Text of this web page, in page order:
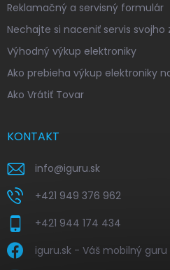
Reklamačný a servisný formulár
Nechajte si naceniť servis svojho
Výhodný výkup elektroniky
Ako prebieha výkup elektroniky
Ako Vrátiť Tovar
KONTAKT
info@iguru.sk
+421 949 376 962
+421 944 174 434
iguru.sk - Váš mobilný guru